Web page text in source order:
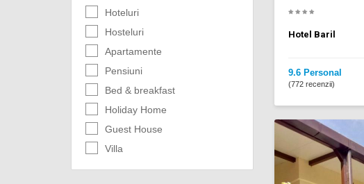
Hoteluri
Hosteluri
Apartamente
Pensiuni
Bed & breakfast
Holiday Home
Guest House
Villa
Hotel Baril
9.6 Personal
(772 recenzii)